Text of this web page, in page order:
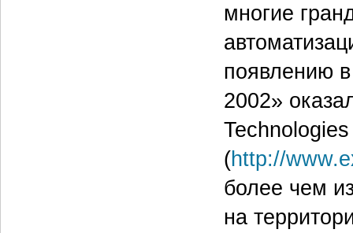
многие
появлению
2002»
(http://
более чем
на